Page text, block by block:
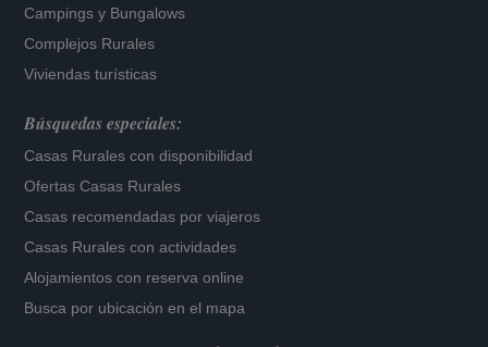
Campings y Bungalows
Complejos Rurales
Viviendas turísticas
Búsquedas especiales:
Casas Rurales con disponibilidad
Ofertas Casas Rurales
Casas recomendadas por viajeros
Casas Rurales con actividades
Alojamientos con reserva online
Busca por ubicación en el mapa